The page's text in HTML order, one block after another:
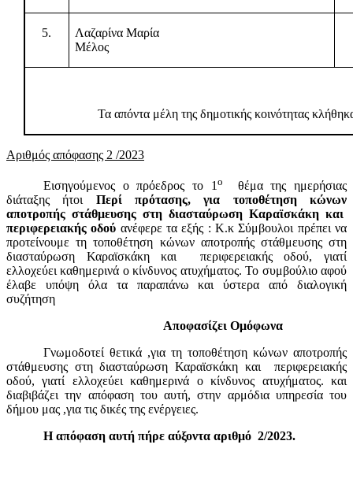
5.
Λαζαρίνα Μαρία
Μέλος
Τα απόντα μέλη της δημοτικής κοινότητας
Αριθμός απόφασης 2 /2023
Εισηγούμενος ο πρόεδρος το 1 ο
θέμα της ημερήσιας
διάταξης ήτοι Περί πρότασης, για τοποθέτηση κώνων
αποτροπής στάθμευσης στη διασταύρωση Καραϊσκάκη και
περιφερειακής οδού ανέφερε τα εξής : Κ.κ Σύμβουλοι πρέπει να
προτείνουμε τη τοποθέτηση κώνων αποτροπής στάθμευσης στη
διασταύρωση Καραϊσκάκη και
περιφερειακής οδού, γιατί
ελλοχεύει καθημερινά ο κίνδυνος ατυχήματος. Το συμβούλιο αφού
έλαβε υπόψη όλα τα παραπάνω και ύστερα από διαλογική
συζήτηση
Αποφασίζει Ομόφωνα
Γνωμοδοτεί θετικά ,για τη τοποθέτηση κώνων αποτροπής
στάθμευσης στη διασταύρωση Καραϊσκάκη και
περιφερειακής
οδού, γιατί ελλοχεύει καθημερινά ο κίνδυνος ατυχήματος. και
διαβιβάζει την απόφαση του αυτή, στην αρμόδια υπηρεσία του
δήμου μας ,για τις δικές της ενέργειες.
Η απόφαση αυτή πήρε αύξοντα αριθμό 2/2023.